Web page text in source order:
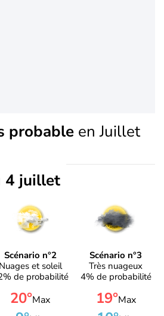
probable en Juillet
4 juillet
Scénario n°2
Nuages et soleil
de probabilité
20°Max
Scénario n°3
Très nuageux
4% de probabilité
19°Max